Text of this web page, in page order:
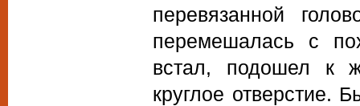
перевязанной
перемешалась с
встал, подошел к
круглое отверстие.